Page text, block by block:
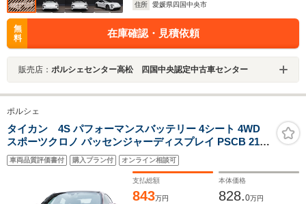
住所
愛媛県四国中央市
無
料
在庫確認・見積依頼
販売店： ポルシェセンター高松 四国中央認定中古車センター
ポルシェ
タイカン 4S パフォーマンスバッテリー 4シート 4WD
スポーツクロノ パッセンジャーディスプレイ PSCB 21イ
ンチMission E Designホイール BOSE 固定式パノラマル
ーフ アクティブレーンキープ パワステプラス 電動充電ポ
車両品質評価書付 購入プラン付 オンライン相談可
支払総額
843万円
本体価格
828.0万円